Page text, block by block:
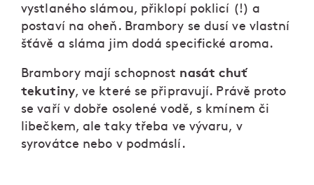
vystlaného slámou, přiklopí poklicí (!) a
postaví na oheň. Brambory se dusí ve vlastní
šťávě a sláma jim dodá specifické aroma.
Brambory mají schopnost nasát chuť
tekutiny, ve které se připravují. Právě proto
se vaří v dobře osolené vodě, s kmínem či
libečkem, ale taky třeba ve vývaru, v
syrovátce nebo v podmáslí.